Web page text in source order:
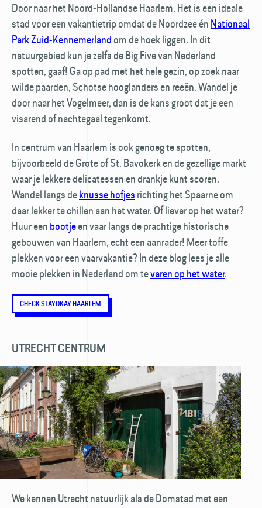
Door naar het Noord-Hollandse Haarlem. Het is een ideale
stad voor een vakantie­trip omdat de Noordzee én Nationaal
Park Zuid-Kennemerland om de hoek liggen. In dit
natuurgebied kun je zelfs de Big Five van Nederland
spotten, gaaf! Ga op pad met het hele gezin, op zoek naar
wilde paarden, Schotse hooglanders en reeën. Wandel je
door naar het Vogelmeer, dan is de kans groot dat je een
visarend of nachtegaal tegenkomt.
In centrum van Haarlem is ook genoeg te spotten,
bijvoorbeeld de Grote of St. Bavokerk en de gezellige markt
waar je lekkere delicatessen en drankje kunt scoren.
Wandel langs deknusse hofjes richting het Spaarne om
daar lekker te chillen aan het water. Of liever op het water?
Huur een bootjeen vaar langs de prachtige historische
gebouwen van Haarlem, echt een aanrader! Meer toffe
plekken voor een vaarvakantie? In deze blog lees je alle
mooie plekken in Nederland om tevaren op het water.
CHECK STAYOKAY HAARLEM
UTRECHT CENTRUM
We kennen Utrecht natuurlijk als de Domstad met een